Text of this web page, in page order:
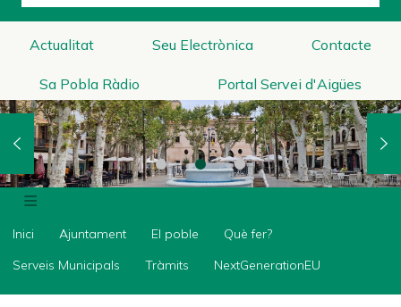
Actualitat Seu Electrònica Contacte
Sa Pobla Ràdio Portal Servei d'Aigües
Inici
Ajuntament
El
Inici Ajuntament El poble
Què fer?
Serveis Municipals
Tràmits NextGenerationEU